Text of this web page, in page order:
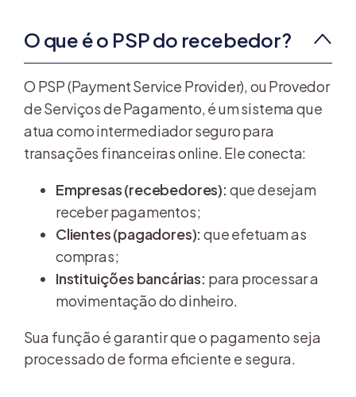
O que é o PSP do recebedor?
O PSP (Payment Service Provider), ou Provedor
de Serviços de Pagamento, é um sistema que
atua como intermediador seguro para
transações financeiras online. Ele conecta:
Empresas (recebedores): que desejam
receber pagamentos;
Clientes (pagadores): que efetuam as
compras;
Instituições bancárias: para processar a
movimentação do dinheiro.
Sua função é garantir que o pagamento seja
processado de forma eficiente e segura.